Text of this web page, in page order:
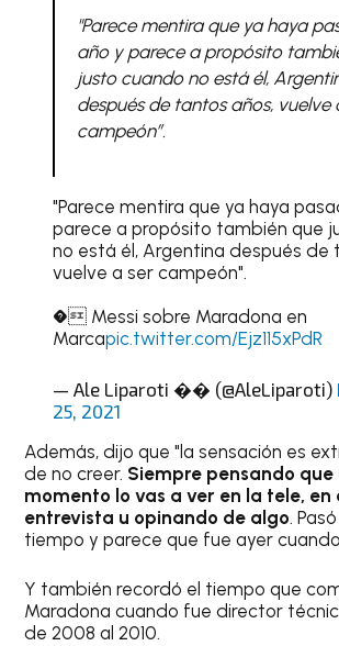
"Parece mentira que ya haya
año y parece a propósito
justo cuando no está él,
después de tantos años, vuelve
campeón”.
"Parece mentira que ya haya
parece a propósito también que
no está él, Argentina después de
vuelve a ser campeón".
� Messi sobre Maradona en
Marcapic.twitter.com/Ejz115xPdR
— Ale Liparoti �� (@AleLiparoti)
25, 2021
Además, dijo que "la sensación es
de no creer. Siempre pensando que
momento lo vas a ver en la tele, en
entrevista u opinando de algo.
tiempo y parece que fue ayer
Y también recordó el tiempo que
Maradona cuando fue director
de 2008 al 2010.